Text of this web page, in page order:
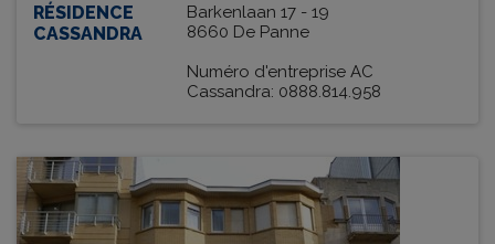
RÉSIDENCE
CASSANDRA
Barkenlaan 17 - 19
8660 De Panne
Numéro d'entreprise AC
Cassandra: 0888.814.958